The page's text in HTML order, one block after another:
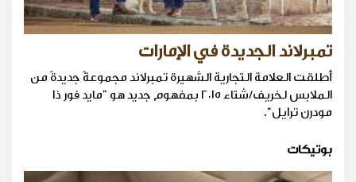
تمبرلاند الجديدة في الإمارات
أطلقت العلامة التجارية الشهيرة تمبرلاند مجموعةً جديدةً من
الملابس لخريف/شتاء ٢٠١٥ بمفهوم جديد هو "مايد فور ذا
مودرن ترايل".
بوتيكات